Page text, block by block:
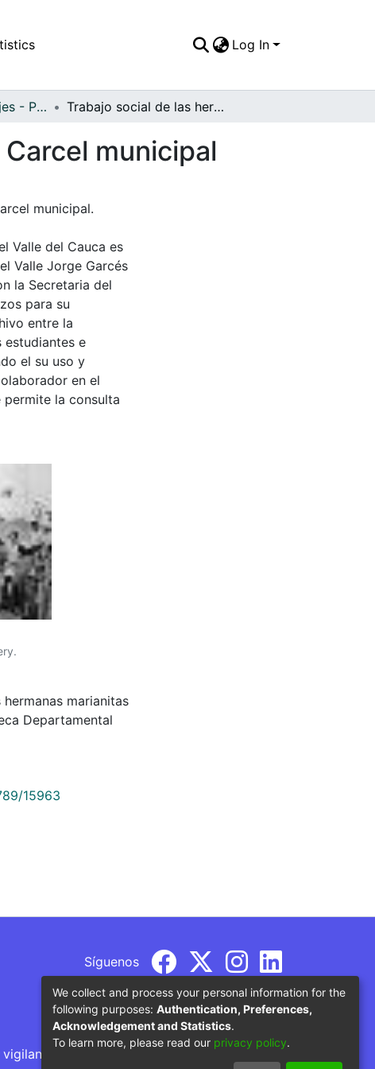
Log In
APFFVC - Personajes - Patrimonial Trabajo social de las hermanas marianitas en la Carcel municipal
municipal
municipal.
Valle del Cauca es
Valle Jorge Garcés
la Secretaria del
para su
entre la
estudiantes e
el su uso y
en el
la consulta
hermanas marianitas
Departamental
15963
Síguenos
por parte del Ministerio de Educación
We collect and process your personal information for the
following purposes: Authentication, Preferences,
Acknowledgement and Statistics.
To learn more, please read our privacy policy.